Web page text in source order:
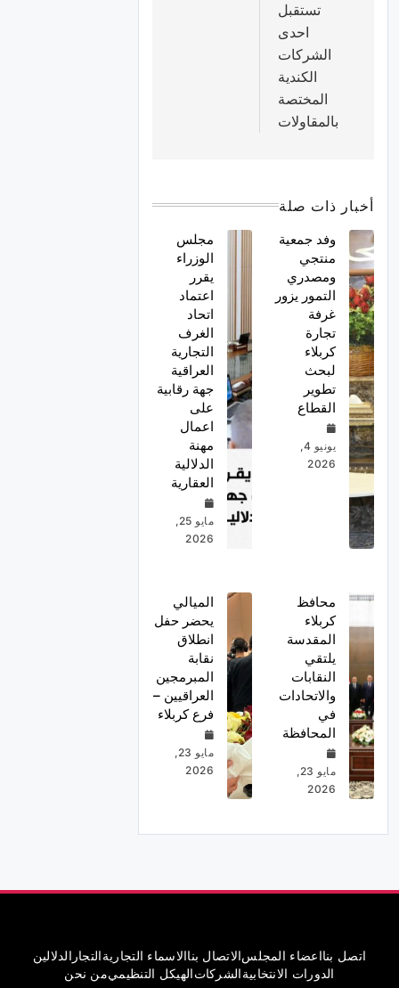
تستقبل
احدى
الشركات
الكندية
المختصة
بالمقاولات
أخبار ذات صلة
وفد جمعية
منتجي
ومصدري
التمور يزور
غرفة
تجارة
كربلاء
لبحث
تطوير
القطاع
يونيو 4,
2026
مجلس
الوزراء
يقرر
اعتماد
اتحاد
الغرف
التجارية
العراقية
جهة رقابية
على
اعمال
مهنة
الدلالية
العقارية
مايو 25,
2026
محافظ
كربلاء
المقدسة
يلتقي
النقابات
والاتحادات
في
المحافظة
مايو 23,
2026
الميالي
يحضر حفل
انطلاق
نقابة
المبرمجين
العراقيين –
فرع كربلاء
مايو 23,
2026
اتصل بنااعضاء المجلسالاتصال بناالاسماء التجاريةالتجار الدلالين
الدورات الانتخابيةالشركاتالهيكل التنظيميمن نحن